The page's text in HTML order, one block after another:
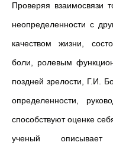
Проверяя взаимосвязи
неопределенности с
качеством жизни,
боли, ролевым
поздней зрелости, Г.И.
определенности,
способствуют оценке
ученый описывает